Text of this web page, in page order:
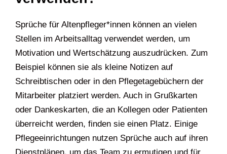
Sprüche für Altenpfleger*innen können an vielen
Stellen im Arbeitsalltag verwendet werden, um
Motivation und Wertschätzung auszudrücken. Zum
Beispiel können sie als kleine Notizen auf
Schreibtischen oder in den Pflegetagebüchern der
Mitarbeiter platziert werden. Auch in Grußkarten
oder Dankeskarten, die an Kollegen oder Patienten
überreicht werden, finden sie einen Platz. Einige
Pflegeeinrichtungen nutzen Sprüche auch auf ihren